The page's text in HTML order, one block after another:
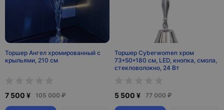
Торшер Ангел хромированный с
крыльями, 210 см
7 500 ¥ 105 000 ₽
Торшер Cyberwomen хром
73*50*180 см, LED, кнопка, смола,
стекловолокно, 24 Вт
5 500 ¥ 77 000 ₽